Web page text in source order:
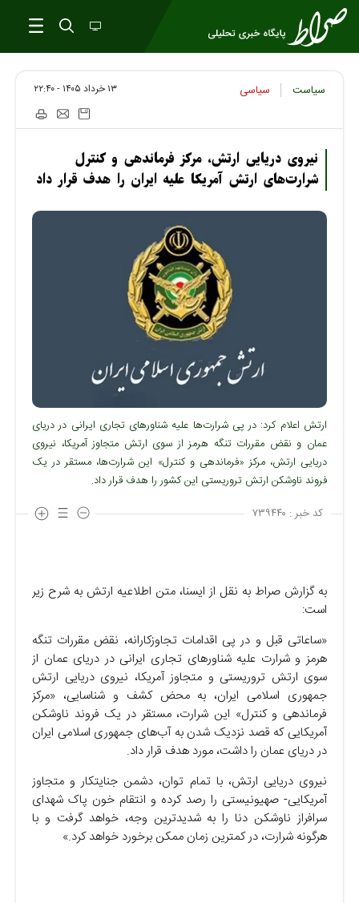
سیاست سیاسی ۱۳ خرداد ۱۴۰۵ - ۲۲:۴۰
نیروی دریایی ارتش، مرکز فرماندهی و کنترل
شرارت‌های ارتش آمریکا علیه ایران را هدف قرار داد
ارتش اعلام کرد: در پی شرارت‌ها علیه شناور‌های تجاری ایرانی در دریای
عمان و نقض مقررات تنگه هرمز از سوی ارتش متجاوز آمریکا، نیروی
دریایی ارتش، مرکز «فرماندهی و کنترل» این شرارت‌ها، مستقر در یک
فروند ناوشکن ارتش تروریستی این کشور را هدف قرار داد.
کد خبر : ۷۳۹۴۴۰
به گزارش صراط به نقل از ایسنا، متن اطلاعیه ارتش به شرح زیر
است:
«ساعاتی قبل و در پی اقدامات تجاوزکارانه، نقض مقررات تنگه
هرمز و شرارت علیه شناور‌های تجاری ایرانی در دریای عمان از
سوی ارتش تروریستی و متجاوز آمریکا، نیروی دریایی ارتش
جمهوری اسلامی ایران، به محض کشف و شناسایی، «مرکز
فرماندهی و کنترل» این شرارت، مستقر در یک فروند ناوشکن
آمریکایی که قصد نزدیک شدن به آب‌های جمهوری اسلامی ایران
در دریای عمان را داشت، مورد هدف قرار داد.
نیروی دریایی ارتش، با تمام توان، دشمن جنایتکار و متجاوز
آمریکایی- صهیونیستی را رصد کرده و انتقام خون پاک شهدای
سرافراز ناوشکن دنا را به شدیدترین وجه، خواهد گرفت و با
هرگونه شرارت، در کمترین زمان ممکن برخورد خواهد کرد.»